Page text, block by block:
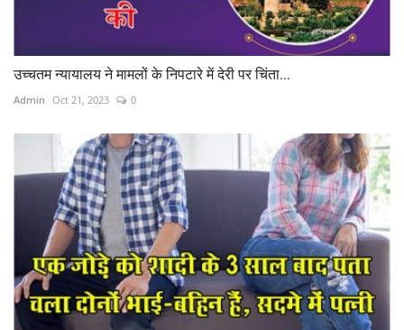
उच्चतम न्यायालय ने मामलों के निपटारे में देरी पर चिंता...
Admin Oct 21, 2023 0